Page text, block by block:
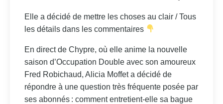
Elle a décidé de mettre les choses au clair / Tous
les détails dans les commentaires
En direct de Chypre, où elle anime la nouvelle
saison d’Occupation Double avec son amoureux
Fred Robichaud, Alicia Moffet a décidé de
répondre à une question très fréquente posée par
ses abonnés : comment entretient-elle sa bague